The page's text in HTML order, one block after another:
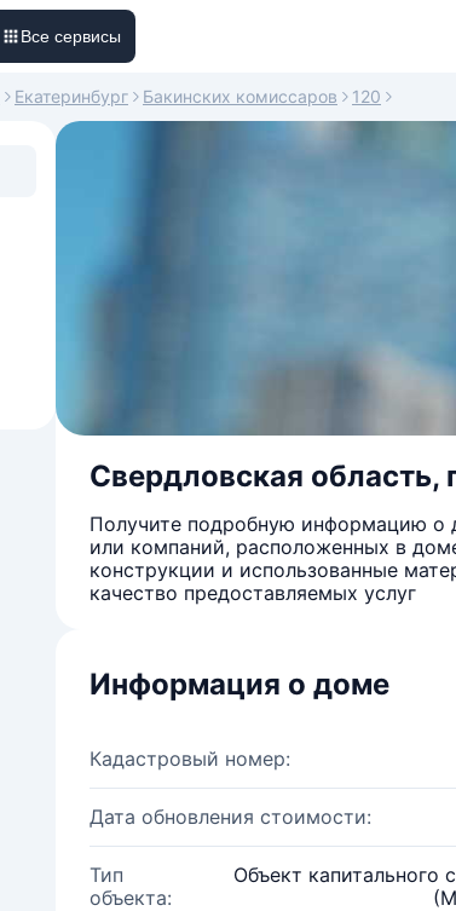
Все сервисы
Екатеринбург Бакинских комиссаров 120
Свердловская область,
Получите подробную информацию о
или компаний, расположенных в
конструкции и использованные
качество предоставляемых услуг
Информация о доме
Кадастровый номер:
Дата обновления стоимости:
Тип
объекта:
Объект капитального